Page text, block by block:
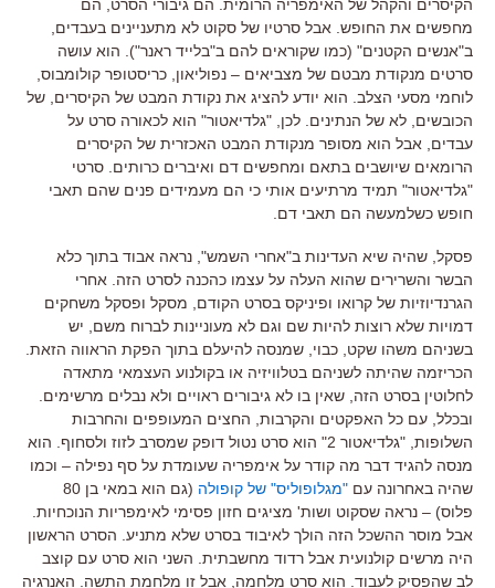
הקיסרים והקהל של האימפריה הרומית. הם גיבורי הסרט, הם
מחפשים את החופש. אבל סרטיו של סקוט לא מתעניינים בעבדים,
ב"אנשים הקטנים" (כמו שקוראים להם ב"בלייד ראנר"). הוא עושה
סרטים מנקודת מבטם של מצביאים – נפוליאון, כריסטופר קולומבוס,
לוחמי מסעי הצלב. הוא יודע להציג את נקודת המבט של הקיסרים, של
הכובשים, לא של הנתינים. לכן, "גלדיאטור" הוא לכאורה סרט על
עבדים, אבל הוא מסופר מנקודת המבט האכזרית של הקיסרים
הרומאים שיושבים בתאם ומחפשים דם ואיברים כרותים. סרטי
"גלדיאטור" תמיד מרתיעים אותי כי הם מעמידים פנים שהם תאבי
חופש כשלמעשה הם תאבי דם.
פסקל שהיה שיא העדינות ב"אחרי השמש", נראה אבוד בתוך כלא
הבשר והשרירים שהוא העלה על עצמו כהכנה לסרט הזה
אחרי
הגרנדיוזיות של קרואו ופיניקס בסרט הקודם
מסקל ופסקל משחקים
דמויות שלא רוצות להיות שם וגם לא מעוניינות לברוח משם
יש
בשניהם משהו שקט כבוי שמנסה להיעלם בתוך הפקת הראווה הזאת
הכריזמה שהיתה לשניהם בטלוויזיה או בקולנוע העצמאי מתאדה
לחלוטין בסרט הזה שאין בו לא גיבורים ראויים ולא נבלים מרשימים
ובכלל עם כל האפקטים והקרבות החצים המעופפים והחרבות
השלופות , "גלדיאטור 2" הוא סרט נטול דופק שמסרב לזוז ולסחוף
הוא
מנסה להגיד דבר מה קודר על אימפריה שעומדת על סף נפילה – וכמו
שהיה באחרונה עם "מגלופוליס" של קופולה (גם הוא במאי בן 80
פלוס) – נראה שסקוט ושות' מציגים חזון פסימי לאימפריות הנוכחיות
אבל מוסר ההשכל הזה הולך לאיבוד בסרט שלא מתניע הסרט הראשון
היה מרשים קולנועית אבל רדוד מחשבתית השני הוא סרט עם קוצב
לב שהפסיק לעבוד הוא סרט מלחמה, אבל זו מלחמת התשה האנרגיה